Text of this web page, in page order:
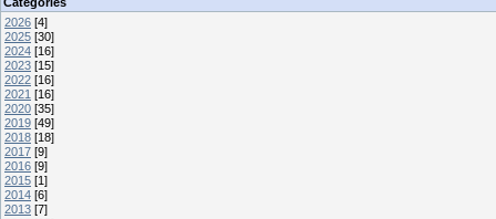
2026 [4]
2025 [30]
2024 [16]
2023 [15]
2022 [16]
2021 [16]
2020 [35]
2019 [49]
2018 [18]
2017 [9]
2016 [9]
2015 [1]
2014 [6]
2013 [7]